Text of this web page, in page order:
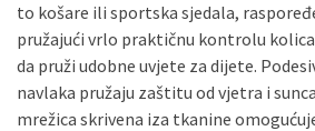
to košare ili sportska sjedala,
pružajući vrlo praktičnu kontrolu
da pruži udobne uvjete za dijete.
navlaka pružaju zaštitu od vjetra i
mrežica skrivena iza tkanine